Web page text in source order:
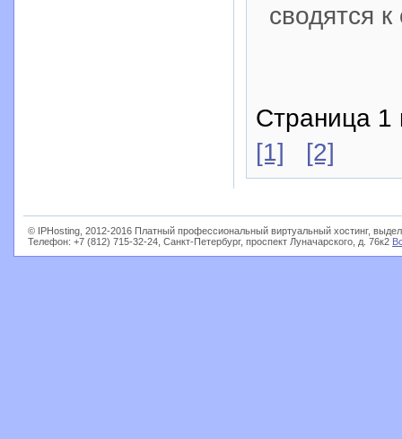
сводятся
Страница 1
[1]
[2]
© IPHosting, 2012-2016 Платный профессиональный виртуальный хостинг,
Телефон: +7 (812) 715-32-24, Санкт-Петербург, проспект Луначарского, д. 76к2